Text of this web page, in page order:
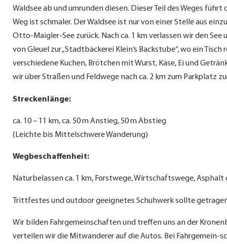
Waldsee ab und umrunden diesen. Dieser Teil des Weges
Weg ist schmaler. Der Waldsee ist nur von einer Stelle aus
Otto-Maigler-See zurück. Nach ca. 1 km verlassen wir den
von Gleuel zur „Stadtbäckerei Klein‘s Backstube“, wo ein
verschiedene Kuchen, Brötchen mit Wurst, Käse, Ei und
wir über Straßen und Feldwege nach ca. 2 km zum Parkplatz
Streckenlänge:
ca. 10 – 11 km, ca. 50 m Anstieg, 50 m Abstieg
(Leichte bis Mittelschwere Wanderung)
Wegbeschaffenheit:
Naturbelassen ca. 1 km, Forstwege, Wirtschaftswege, Asphalt
Trittfestes und outdoor geeignetes Schuhwerk sollte
Wir bilden Fahrgemeinschaften und treffen uns an der
verteilen wir die Mitwanderer auf die Autos. Bei Fahrgemein-